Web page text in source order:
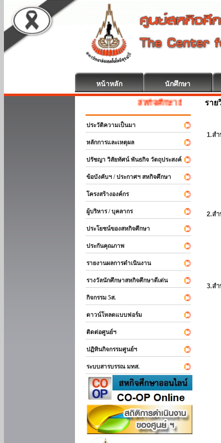
หน้าหลัก นักศึกษา
สหกิจศึกษา ยินดีต้อนรับ
ประวัติความเป็นมา
หลักการและเหตุผล
ปรัชญา วิสัยทัศน์ พันธกิจ วัตถุประสงค์
ข้อบังคับฯ / ประกาศฯ สหกิจศึกษา
โครงสร้างองค์กร
ผู้บริหาร / บุคลากร
ประโยชน์ของสหกิจศึกษา
ประกันคุณภาพ
รายงานผลการดำเนินงาน
รางวัลนักศึกษาสหกิจศึกษาดีเด่น
กิจกรรม 5ส.
ดาวน์โหลดแบบฟอร์ม
ติดต่อศูนย์ฯ
ปฏิทินกิจกรรมศูนย์ฯ
ระบบสารบรรณ มทส.
ราย
1.ส
2.ส
3.ส